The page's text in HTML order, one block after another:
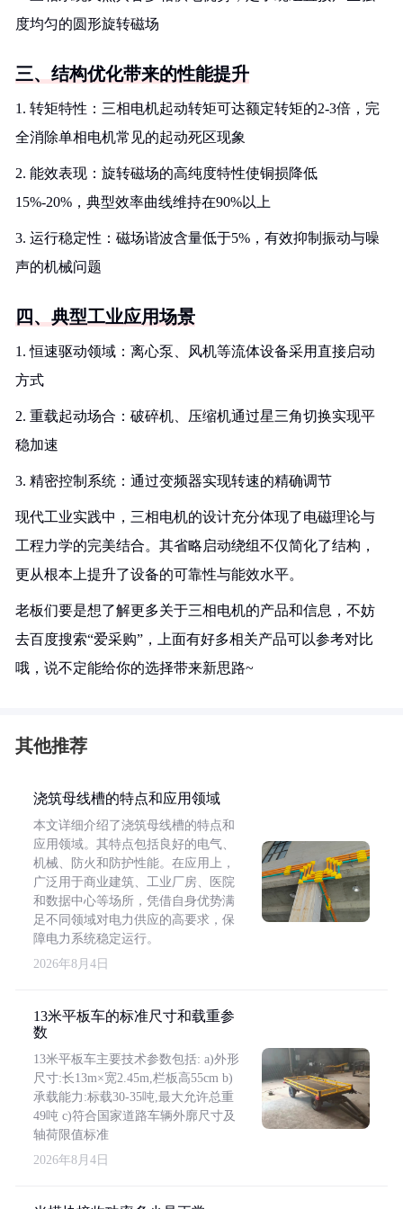
度均匀的圆形旋转磁场
三、结构优化带来的性能提升
1. 转矩特性：三相电机起动转矩可达额定转矩的2-3倍，完
全消除单相电机常见的起动死区现象
2. 能效表现：旋转磁场的高纯度特性使铜损降低
15%-20%，典型效率曲线维持在90%以上
3. 运行稳定性：磁场谐波含量低于5%，有效抑制振动与噪
声的机械问题
四、典型工业应用场景
1. 恒速驱动领域：离心泵、风机等流体设备采用直接启动
方式
2. 重载起动场合：破碎机、压缩机通过星三角切换实现平
稳加速
3. 精密控制系统：通过变频器实现转速的精确调节
现代工业实践中，三相电机的设计充分体现了电磁理论与
工程力学的完美结合。其省略启动绕组不仅简化了结构，
更从根本上提升了设备的可靠性与能效水平。
老板们要是想了解更多关于三相电机的产品和信息，不妨
去百度搜索“爱采购”，上面有好多相关产品可以参考对比
哦，说不定能给你的选择带来新思路~
其他推荐
浇筑母线槽的特点和应用领域
本文详细介绍了浇筑母线槽的特点和
应用领域。其特点包括良好的电气、
机械、防火和防护性能。在应用上，
广泛用于商业建筑、工业厂房、医院
和数据中心等场所，凭借自身优势满
足不同领域对电力供应的高要求，保
障电力系统稳定运行。
2026年8月4日
13米平板车的标准尺寸和载重参
数
13米平板车主要技术参数包括: a)外形
尺寸:长13m×宽2.45m,栏板高55cm b)
承载能力:标载30-35吨,最大允许总重
49吨 c)符合国家道路车辆外廓尺寸及
轴荷限值标准
2026年8月4日